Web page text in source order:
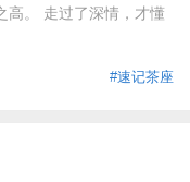
高。 走过了深情，才懂
#速记茶座